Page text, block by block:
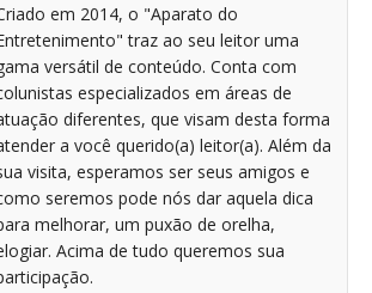
em 2014, o "Aparato do
traz ao seu leitor uma
versátil de conteúdo. Conta com
especializados em áreas de
diferentes, que visam desta forma
a você querido(a) leitor(a). Além da
visita, esperamos ser seus amigos e
seremos pode nós dar aquela dica
melhorar, um puxão de orelha,
Acima de tudo queremos sua